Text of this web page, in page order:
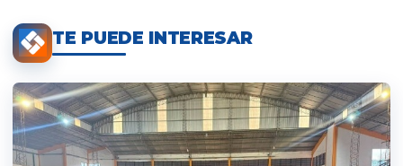
TE PUEDE INTERESAR